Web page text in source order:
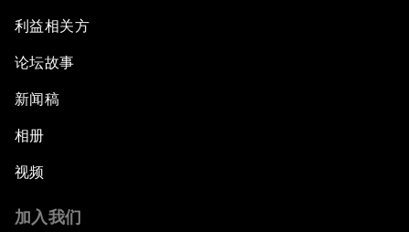
利益相关方
论坛故事
新闻稿
相册
视频
加入我们